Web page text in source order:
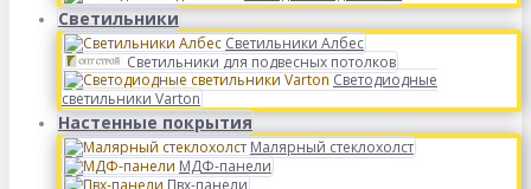
Светильники
Светильники Албес
Светильники для подвесных потолков
Светодиодные
светильники Varton
Настенные покрытия
Малярный стеклохолст
МДФ-панели
Пвх-панели